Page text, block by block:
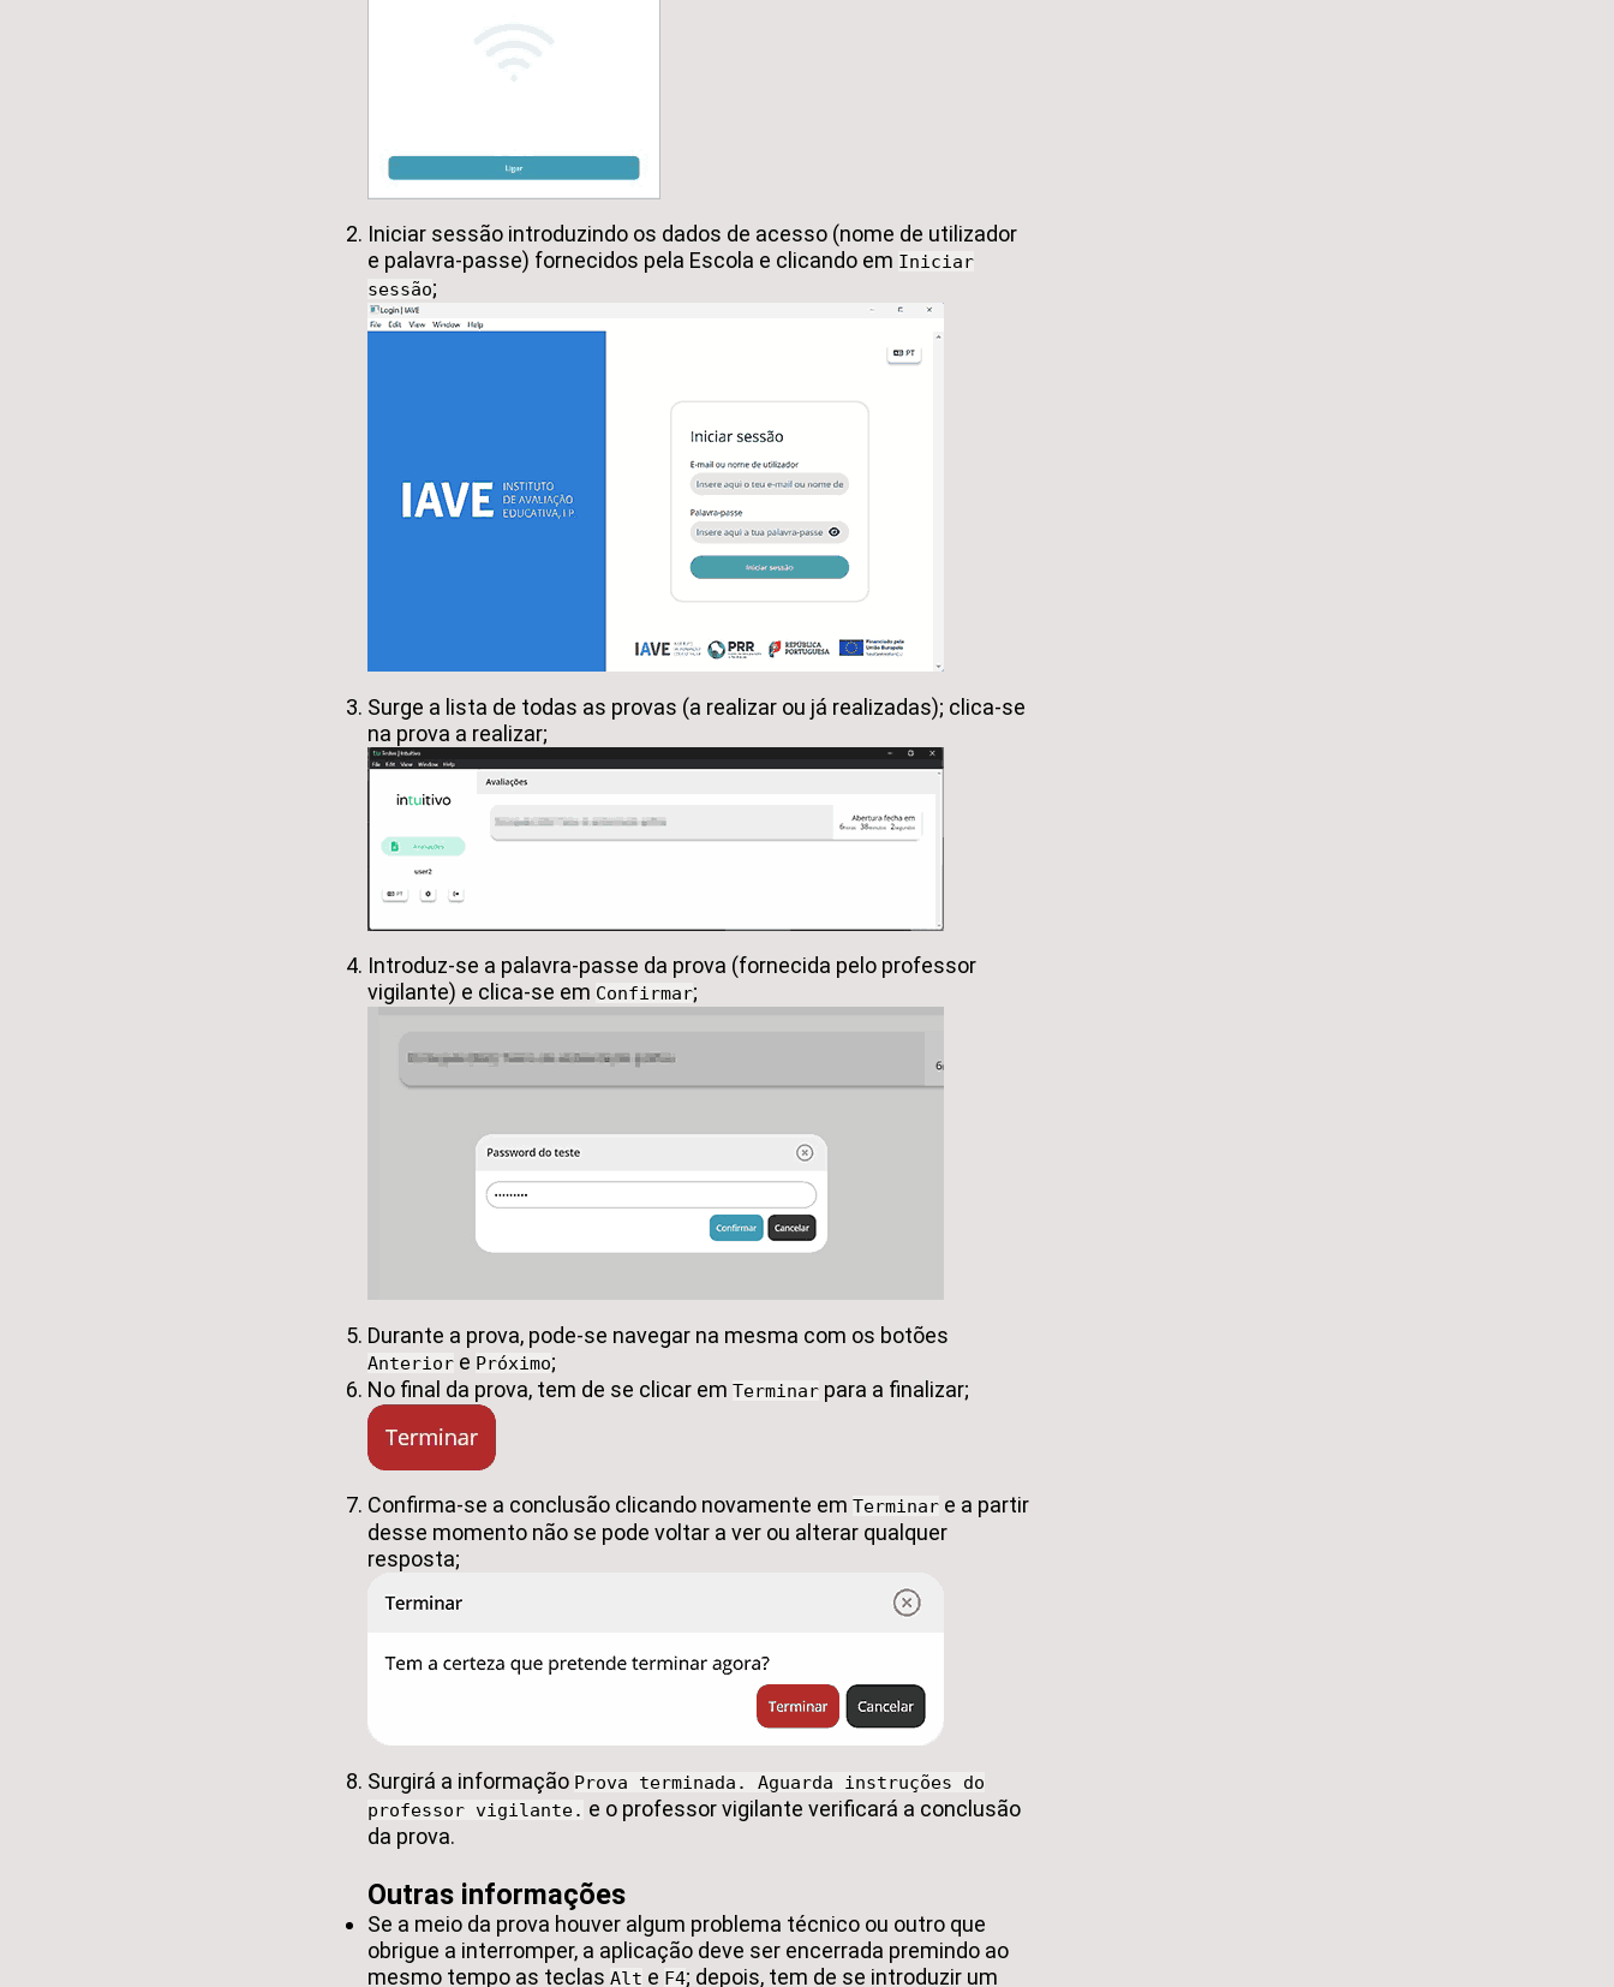
Iniciar sessão introduzindo os dados de acesso (nome de utilizador
e palavra-passe) fornecidos pela Escola e clicando em Iniciar
sessão;
Surge a lista de todas as provas (a realizar ou já realizadas); clica-se
na prova a realizar;
Introduz-se a palavra-passe da prova (fornecida pelo professor
vigilante) e clica-se em Confirmar;
Durante a prova, pode-se navegar na mesma com os botões
Anterior e Próximo;
No final da prova, tem de se clicar em Terminar para a finalizar;
Confirma-se a conclusão clicando novamente em Terminar e a partir
desse momento não se pode voltar a ver ou alterar qualquer
resposta;
Surgirá a informação Prova terminada. Aguarda instruções do
professor vigilante. e o professor vigilante verificará a conclusão
da prova.
Outras informações
Se a meio da prova houver algum problema técnico ou outro que
obrigue a interromper, a aplicação deve ser encerrada premindo ao
mesmo tempo as teclas Alt e F4; depois, tem de se introduzir um